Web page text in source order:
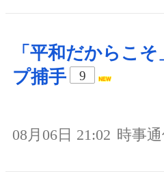
「平和だからこ
プ捕手
9
08月06日 21:02 時事